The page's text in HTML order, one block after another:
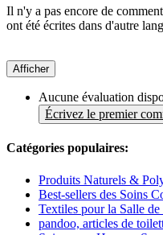
Il n'y a pas encore de
ont été écrites dans d'autre
Afficher
Aucune évaluation
Écrivez le premier
Catégories populaires:
Produits Naturels &
Best-sellers des Soins
Textiles pour la Salle de
pandoo, articles de